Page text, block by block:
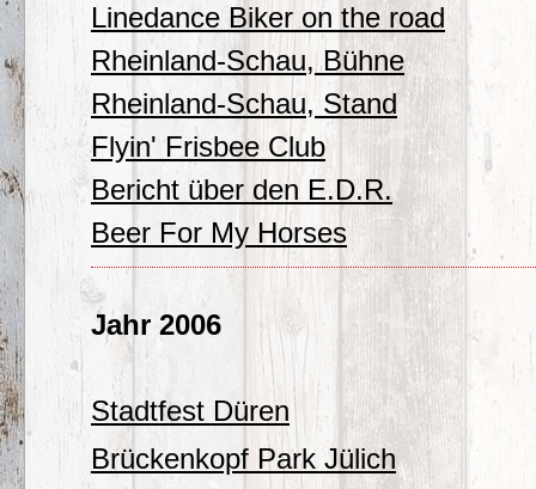
Linedance Biker on the road
Rheinland-Schau, Bühne
Rheinland-Schau, Stand
Flyin' Frisbee Club
Bericht über den E.D.R.
Beer For My Horses
Jahr 2006
Stadtfest Düren
Brückenkopf Park Jülich